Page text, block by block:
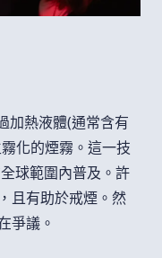
加熱液體(通常含有
化的煙霧。這一技
球範圍內普及。許
且有助於戒煙。然
爭議。